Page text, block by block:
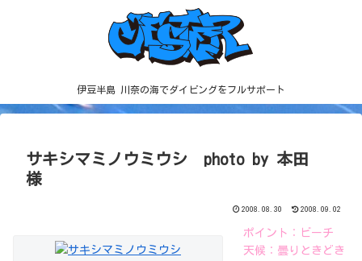
伊豆半島 川奈の海でダイビングをフルサポート
サキシマミノウミウシ photo by 本田
様
2008.08.30 2008.09.02
ポイント：ビーチ
天候：曇りときどき